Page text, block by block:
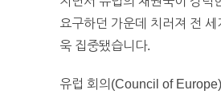
요구하던 가운데 치러져 전 세
욱 집중됐습니다.
유럽 회의(Council of